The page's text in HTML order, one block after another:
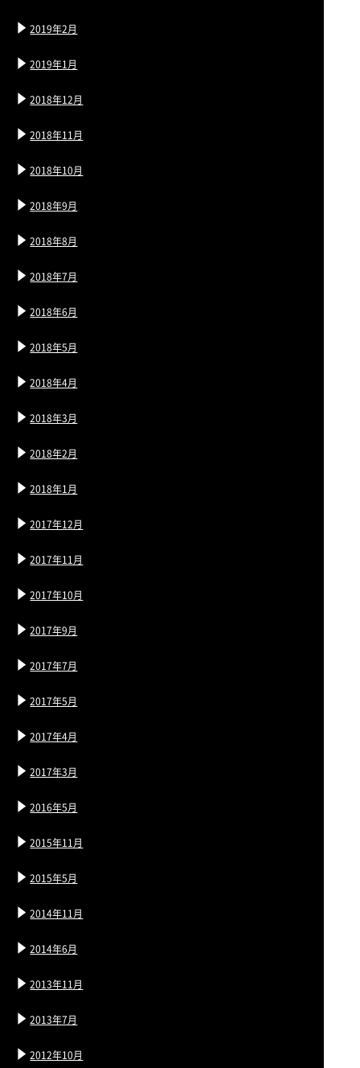
2019年2月
2019年1月
2018年12月
2018年11月
2018年10月
2018年9月
2018年8月
2018年7月
2018年6月
2018年5月
2018年4月
2018年3月
2018年2月
2018年1月
2017年12月
2017年11月
2017年10月
2017年9月
2017年7月
2017年5月
2017年4月
2017年3月
2016年5月
2015年11月
2015年5月
2014年11月
2014年6月
2013年11月
2013年7月
2012年10月